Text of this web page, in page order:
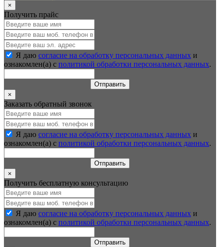
×
Получить прайс
Я даю согласие на обработку персональных данных и
ознакомлен(а) с политикой обработки персональных данных.
Отправить
×
Заказать обратный звонок
Я даю согласие на обработку персональных данных и
ознакомлен(а) с политикой обработки персональных данных.
Отправить
×
Получить бесплатную консультацию
Я даю согласие на обработку персональных данных и
ознакомлен(а) с политикой обработки персональных данных.
Отправить